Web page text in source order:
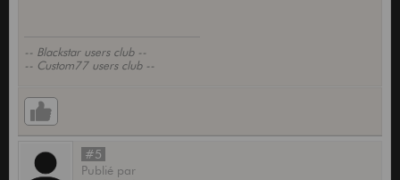
-- Blackstar users club --
-- Custom77 users club --
#5
Publié par